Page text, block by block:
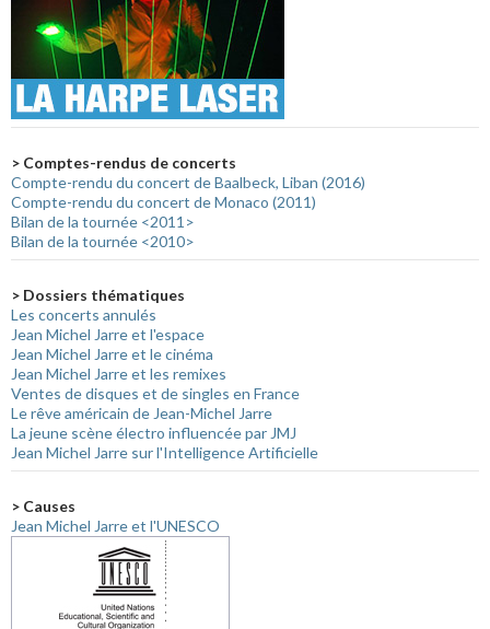
> Comptes-rendus de concerts
Compte-rendu du concert de Baalbeck, Liban (2016)
Compte-rendu du concert de Monaco (2011)
Bilan de la tournée <2011>
Bilan de la tournée <2010>
> Dossiers thématiques
Les concerts annulés
Jean Michel Jarre et l'espace
Jean Michel Jarre et le cinéma
Jean Michel Jarre et les remixes
Ventes de disques et de singles en France
Le rêve américain de Jean-Michel Jarre
La jeune scène électro influencée par JMJ
Jean Michel Jarre sur l'Intelligence Artificielle
> Causes
Jean Michel Jarre et l'UNESCO